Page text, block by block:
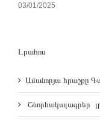
03/01/2025
Լրահոս
Ամանորյա հրաշքը
Շնորհակալագրեր